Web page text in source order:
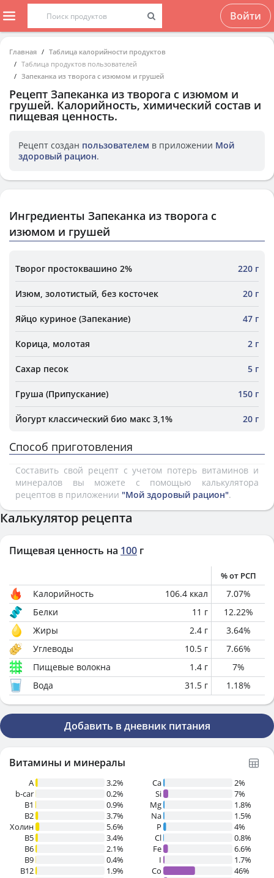
Войти
Главная
Таблица калорийности продуктов
Таблица продуктов пользователей
Запеканка из творога с изюмом и грушей
Рецепт Запеканка из творога с изюмом и
грушей. Калорийность, химический состав и
пищевая ценность.
Рецепт создан пользователем в приложении Мой
здоровый рацион.
Ингредиенты Запеканка из творога с
изюмом и грушей
Творог простоквашино 2% 220 г
Изюм, золотистый, без косточек 20 г
Яйцо куриное (Запекание) 47 г
Корица, молотая 2 г
Сахар песок 5 г
Груша (Припускание) 150 г
Йогурт классический био макс 3,1% 20 г
Способ приготовления
Составить свой рецепт с учетом потерь витаминов и
минералов вы можете с помощью калькулятора
рецептов в приложении "Мой здоровый рацион".
Калькулятор рецепта
Пищевая ценность на 100 г
% от РСП
Калорийность 106.4 ккал 7.07%
Белки
11 г 12.22%
Жиры
2.4 г 3.64%
Углеводы
10.5 г 7.66%
Пищевые волокна
1.4 г 7%
Вода
31.5 г 1.18%
Добавить в дневник питания
Витамины и минералы
A
3.2%
b-car
0.2%
В1
0.9%
B2
3.7%
Холин
5.6%
B5
3.4%
B6
2.1%
B9
0.4%
B12
1.9%
Ca
2%
Si
7%
Mg
1.8%
Na
1.5%
P
4%
Cl
0.8%
Fe
6.6%
I
1.7%
Co
46%